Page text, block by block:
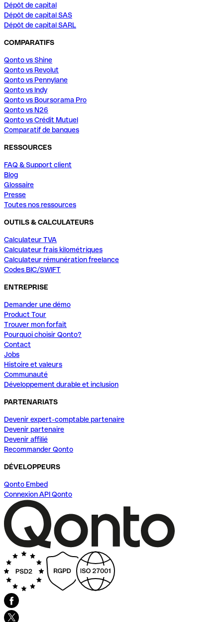
Dépôt de capital
Dépôt de capital SAS
Dépôt de capital SARL
COMPARATIFS
Qonto vs Shine
Qonto vs Revolut
Qonto vs Pennylane
Qonto vs Indy
Qonto vs Boursorama Pro
Qonto vs N26
Qonto vs Crédit Mutuel
Comparatif de banques
RESSOURCES
FAQ & Support client
Blog
Glossaire
Presse
Toutes nos ressources
OUTILS & CALCULATEURS
Calculateur TVA
Calculateur frais kilométriques
Calculateur rémunération freelance
Codes BIC/SWIFT
ENTREPRISE
Demander une démo
Product Tour
Trouver mon forfait
Pourquoi choisir Qonto?
Contact
Jobs
Histoire et valeurs
Communauté
Développement durable et inclusion
PARTENARIATS
Devenir expert-comptable partenaire
Devenir partenaire
Devenir affilié
Recommander Qonto
DÉVELOPPEURS
Qonto Embed
Connexion API Qonto